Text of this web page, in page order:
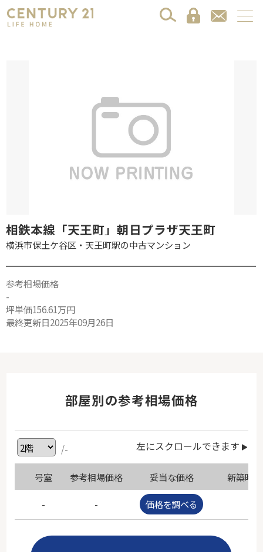
相鉄本線「天王町」朝日プラザ天王町
横浜市保土ケ谷区・天王町駅の中古マンション
参考相場価格
-
坪単価156.61万円
最終更新日2025年09月26日
部屋別の参考相場価格
/- 左にスクロールできます
号室 参考相場価格 妥当な価格 新築時
- - 価格を調べる